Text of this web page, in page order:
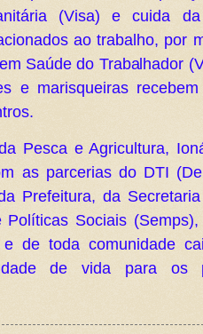
(Visa) e cuida
ao trabalho, por
Saúde do Trabalhador
e marisqueiras
Pesca e Agricultura,
as parcerias do DTI
Prefeitura, da
Políticas Sociais
e de toda comunidade
de vida para os